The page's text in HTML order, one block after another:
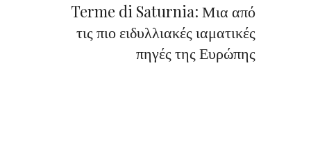
Terme di Saturnia: Μια από
τις πιο ειδυλλιακές ιαματικές
πηγές της Ευρώπης